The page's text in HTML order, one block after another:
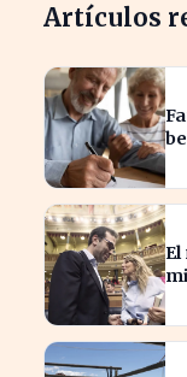
Artículos